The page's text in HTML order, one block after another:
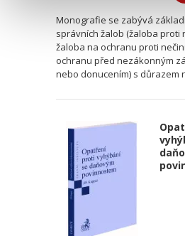
Monografie se zabývá
správních žalob (žaloba proti
žaloba na ochranu proti
ochranu před nezákonným
nebo donucením) s důrazem